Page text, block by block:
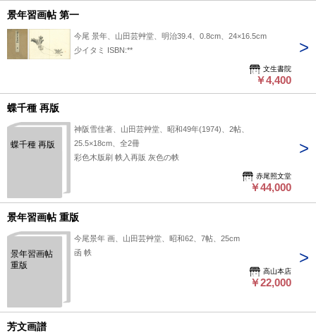
景年習画帖 第一
今尾 景年、山田芸艸堂、明治39.4、0.8cm、24×16.5cm
少イタミ ISBN:**
文生書院
￥4,400
蝶千種 再版
蝶千種 再版
神阪雪佳著、山田芸艸堂、昭和49年(1974)、2帖、
25.5×18cm、全2冊
彩色木版刷 帙入再販 灰色の帙
赤尾照文堂
￥44,000
景年習画帖 重版
景年習画帖
重版
今尾景年 画、山田芸艸堂、昭和62、7帖、25cm
函 帙
高山本店
￥22,000
芳文画譜